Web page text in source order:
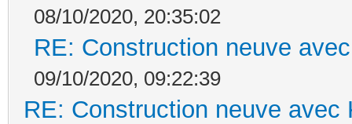
08/10/2020, 20:35:02
RE: Construction neuve
09/10/2020, 09:22:39
RE: Construction neuve avec